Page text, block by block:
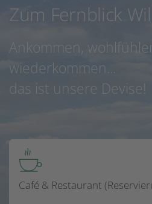
Zum Fernblick
Ankommen,
wiederkommen...
das ist unsere Devise!
Café & Restaurant